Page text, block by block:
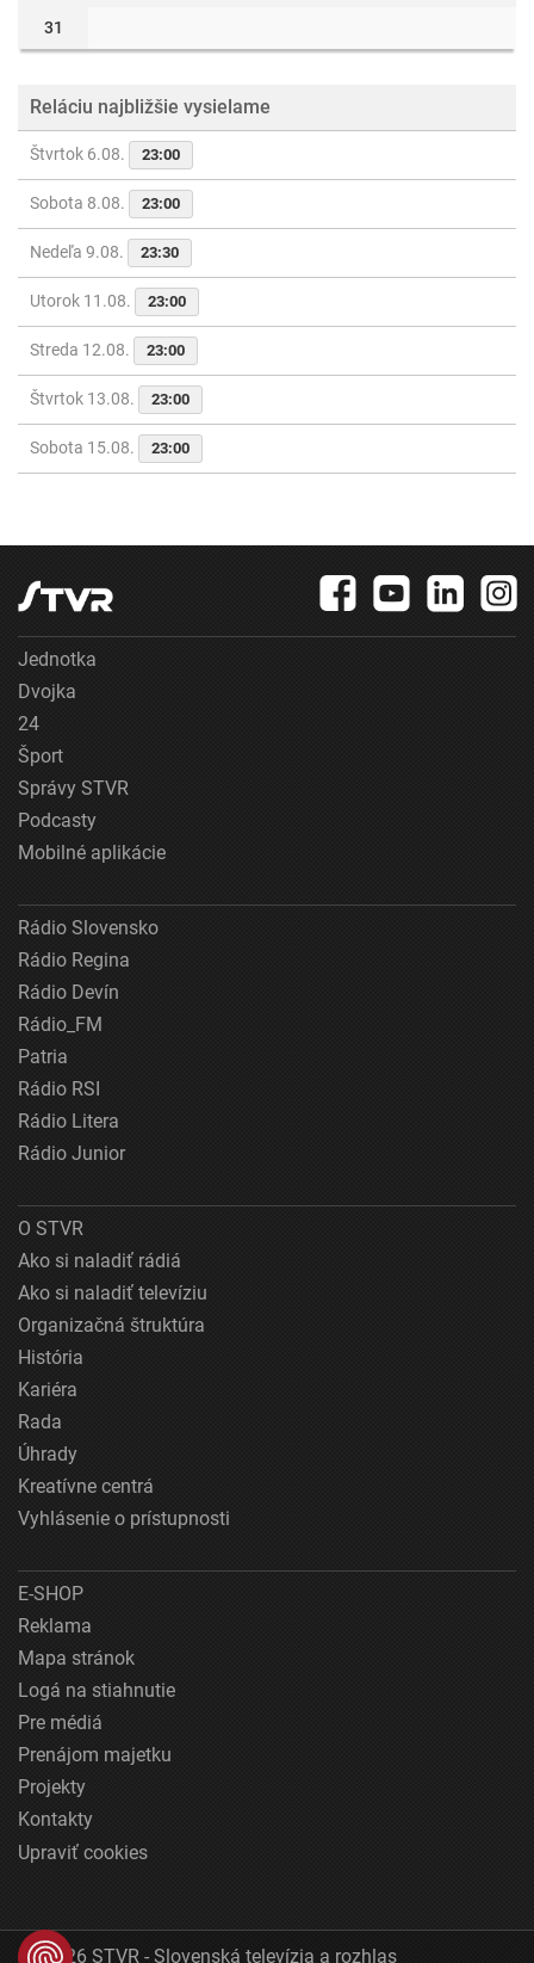
31
Reláciu najbližšie vysielame
Štvrtok 6.08. 23:00
Sobota 8.08. 23:00
Nedeľa 9.08. 23:30
Utorok 11.08. 23:00
Streda 12.08. 23:00
Štvrtok 13.08. 23:00
Sobota 15.08. 23:00
Jednotka
Dvojka
24
Šport
Správy STVR
Podcasty
Mobilné aplikácie
Rádio Slovensko
Rádio Regina
Rádio Devín
Rádio_FM
Patria
Rádio RSI
Rádio Litera
Rádio Junior
O STVR
Ako si naladiť rádiá
Ako si naladiť televíziu
Organizačná štruktúra
História
Kariéra
Rada
Úhrady
Kreatívne centrá
Vyhlásenie o prístupnosti
E-SHOP
Reklama
Mapa stránok
Logá na stiahnutie
Pre médiá
Prenájom majetku
Projekty
Kontakty
Upraviť cookies
© 2026 STVR - Slovenská televízia a rozhlas